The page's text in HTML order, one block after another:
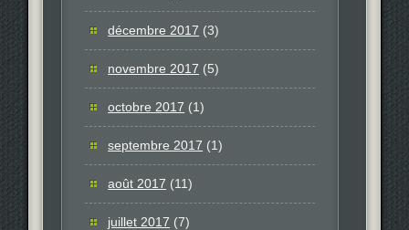
décembre 2017 (3)
novembre 2017 (5)
octobre 2017 (1)
septembre 2017 (1)
août 2017 (11)
juillet 2017 (7)